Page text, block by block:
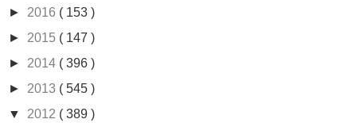
► 2016 ( 153 )
► 2015 ( 147 )
► 2014 ( 396 )
► 2013 ( 545 )
▼ 2012 ( 389 )